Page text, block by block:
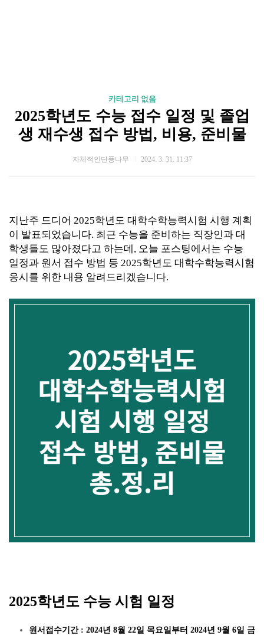
카테고리 없음
2025학년도 수능 접수 일정 및 졸업
생 재수생 접수 방법, 비용, 준비물
자체적인단풍나무 2024. 3. 31. 11:37
지난주 드디어 2025학년도 대학수학능력시험 시행 계획
이 발표되었습니다. 최근 수능을 준비하는 직장인과 대
학생들도 많아졌다고 하는데, 오늘 포스팅에서는 수능
일정과 원서 접수 방법 등 2025학년도 대학수학능력시험
응시를 위한 내용 알려드리겠습니다.
2025학년도 수능 시험 일정
원서접수기간 : 2024년 8월 22일 목요일부터 2024년 9월 6일 금